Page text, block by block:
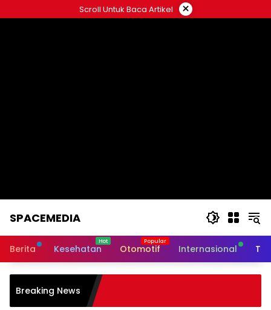
to
Scroll Untuk Baca Artikel ×
SPACEMEDIA
Berita Kesehatan Otomotif Internasional
Breaking News
Transformasi